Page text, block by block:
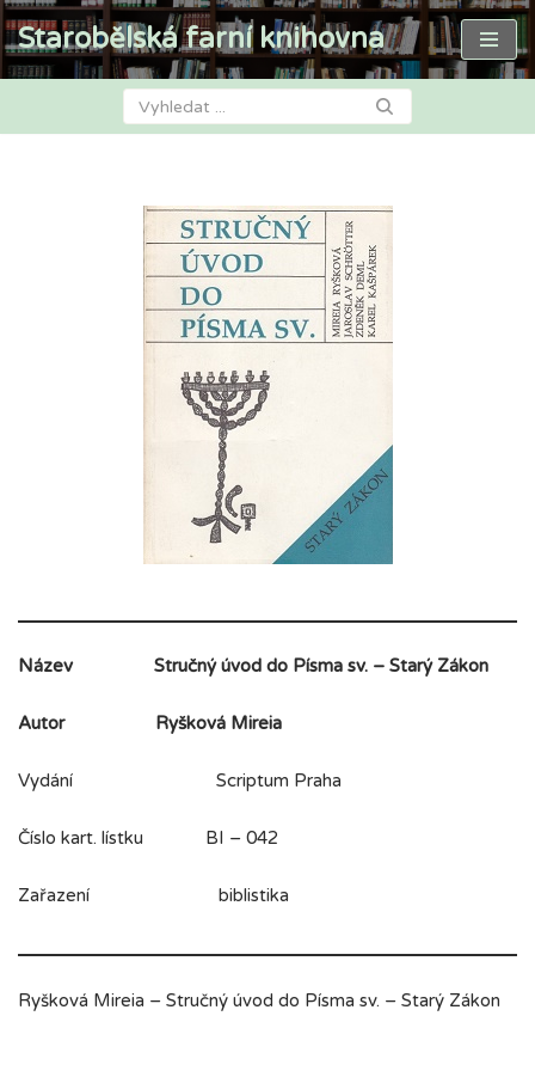
Přeskočit
Starobělská farní knihovna
Název Stručný úvod do Písma sv. – Starý Zákon
Autor Ryšková Mireia
Vydání Scriptum Praha
Číslo kart. lístku BI – 042
Zařazení biblistika
Ryšková Mireia – Stručný úvod do Písma sv. – Starý Zákon